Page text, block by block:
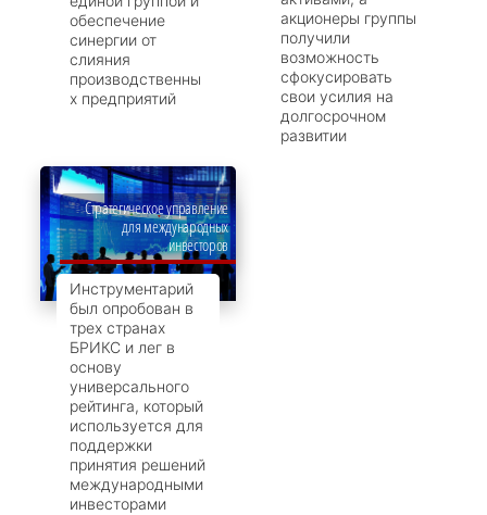
акционеры группы
получили
возможность
сфокусировать
свои усилия на
долгосрочном
развитии
обеспечение
синергии от
слияния
производственны
х предприятий
Стратегическое управление
для международных
инвесторов
Инструментарий
был опробован в
трех странах
БРИКС и лег в
основу
универсального
рейтинга, который
используется для
поддержки
принятия решений
международными
инвесторами